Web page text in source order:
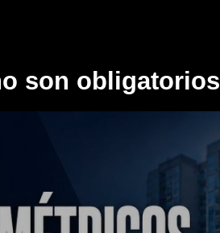
son obligatorios